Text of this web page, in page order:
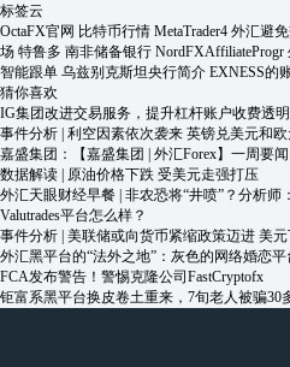
标签云
OctaFX官网 比特币行情 MetaTrader4 外汇避
场 特鲁多 南非储备银行 NordFXAffiliateProgr
智能跟单 乌兹别克斯坦央行简介 EXNESS的
猜你喜欢
IG集团改进交易服务，提升杠杆账户收费透
事件分析 | 利空因素依次袭来 英镑兑美元和
嘉盛集团：【嘉盛集团 | 外汇Forex】一周要
数据解读 | 原油价格下跌 受美元走强打压
外汇天眼财经早餐 | 非农恐将“井喷”？分析师
Valutrades平台怎么样？
事件分析 | 美联储或向货币紧缩政策迈进 美
外汇黑平台的“法外之地”：灰色的网络婚恋平
FCA发布警告！警惕克隆公司FastCryptofx
钜富系黑平台换皮卷土重来，7旬老人被骗30